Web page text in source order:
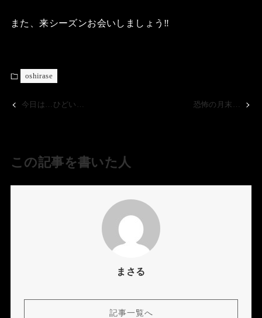
また、来シーズンお会いしましょう‼️
oshirase
今日は…ひどい… 恐怖の月末…
この記事を書いた人
まさる
記事一覧へ